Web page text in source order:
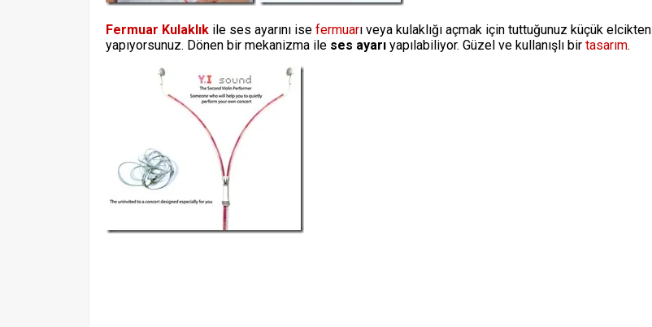
Fermuar Kulaklık ile ses ayarını ise fermuarı veya kulaklığı açmak için tuttuğunuz küçük elcikten
yapıyorsunuz. Dönen bir mekanizma ile ses ayarı yapılabiliyor. Güzel ve kullanışlı bir tasarım.